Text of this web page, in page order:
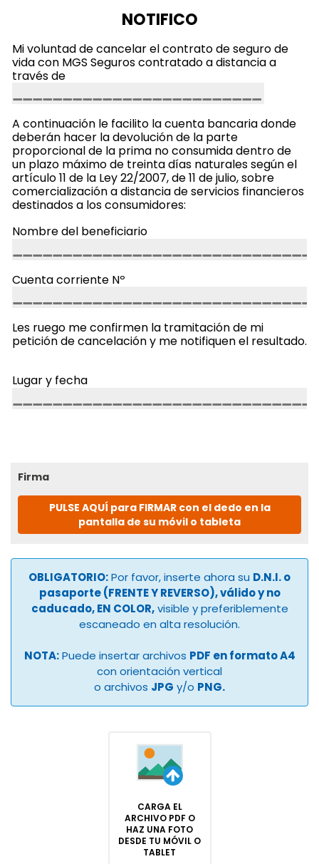
NOTIFICO
Mi voluntad de cancelar el contrato de seguro de
vida con MGS Seguros contratado a distancia a
través de
A continuación le facilito la cuenta bancaria donde
deberán hacer la devolución de la parte
proporcional de la prima no consumida dentro de
un plazo máximo de treinta días naturales según el
artículo 11 de la Ley 22/2007, de 11 de julio, sobre
comercialización a distancia de servicios financieros
destinados a los consumidores:
Nombre del beneficiario
Cuenta corriente Nº
Les ruego me confirmen la tramitación de mi
petición de cancelación y me notifiquen el resultado.
Lugar y fecha
Firma
PULSE AQUÍ para FIRMAR con el dedo en la
pantalla de su móvil o tableta
OBLIGATORIO:Por favor, inserte ahora su D.N.I. o
pasaporte (FRENTE Y REVERSO), válido y no
caducado, EN COLOR,visible y preferiblemente
escaneado en alta resolución.
NOTA:Puede insertar archivos PDF en formato A4
con orientación vertical
o archivos JPG y/o PNG.
CARGA EL
ARCHIVO PDF O
HAZ UNA FOTO
DESDE TU MÓVIL O
TABLET